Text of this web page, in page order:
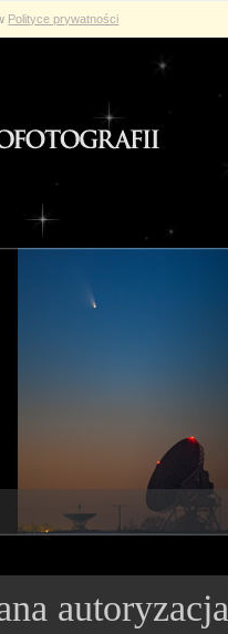
Polityce prywatności
autoryzacja